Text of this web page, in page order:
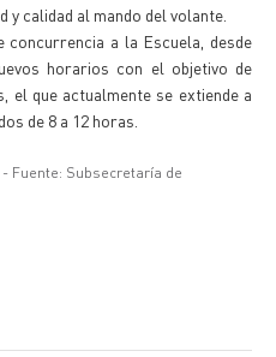
y calidad al mando del volante.
concurrencia a la Escuela, desde
horarios con el objetivo de
que actualmente se extiende a
de 8 a 12 horas.
- Fuente: Subsecretaría de